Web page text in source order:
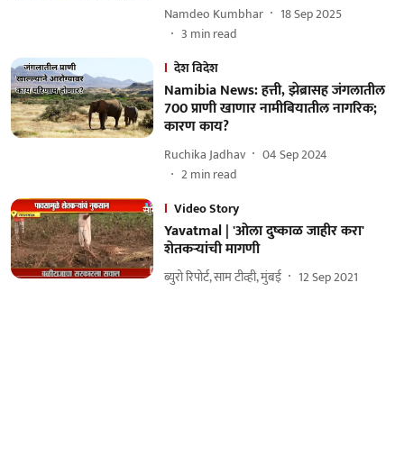
Namdeo Kumbhar
18 Sep 2025
3 min read
देश विदेश
Namibia News: हत्ती, झेब्रासह जंगलातील
700 प्राणी खाणार नामीबियातील नागरिक;
कारण काय?
Ruchika Jadhav
04 Sep 2024
2min read
Video Story
Yavatmal | 'ओला दुष्काळ जाहीर करा'
शेतकऱ्यांची मागणी
ब्युरो रिपोर्ट, साम टीव्ही, मुंबई 12 Sep 2021